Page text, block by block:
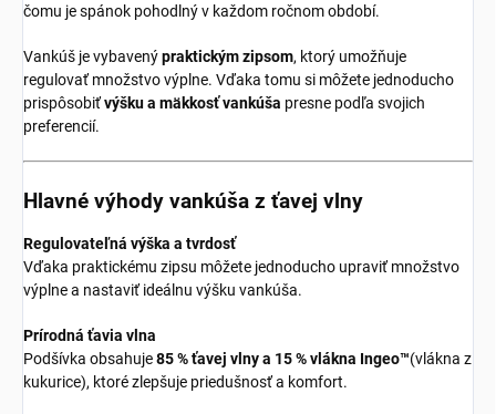
čomu je spánok pohodlný v každom ročnom období.
Vankúš je vybavenýpraktickým zipsom, ktorý umožňuje
regulovať množstvo výplne. Vďaka tomu si môžete jednoducho
prispôsobiťvýšku a mäkkosť vankúša presne podľa svojich
preferencií.
Hlavné výhody vankúša z ťavej vlny
Regulovateľná výška a tvrdosť
Vďaka praktickému zipsu môžete jednoducho upraviť množstvo
výplne a nastaviť ideálnu výšku vankúša.
Prírodná ťavia vlna
Podšívka obsahuje85 % ťavej vlny a 15 % vlákna Ingeo™(vlákna z
kukurice), ktoré zlepšuje priedušnosť a komfort.